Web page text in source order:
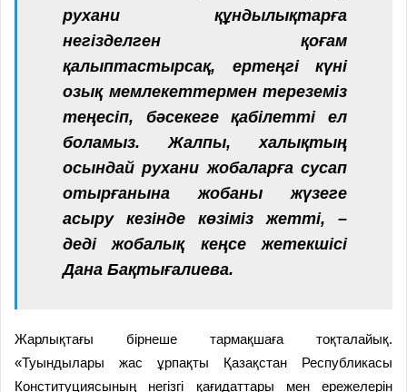
рухани құндылықтарға
негізделген қоғам
қалыптастырсақ, ертеңгі күні
озық мемлекеттермен тереземіз
теңесіп, бәсекеге қабілетті ел
боламыз. Жалпы, халықтың
осындай рухани жобаларға сусап
отырғанына жобаны жүзеге
асыру кезінде көзіміз жетті, –
деді жобалық кеңсе жетекшісі
Дана Бақтығалиева.
Жарлықтағы бірнеше тармақшаға тоқталайық.
«Туындылары жас ұрпақты Қазақстан Республикасы
Конституциясының негізгі қағидаттары мен ережелерін